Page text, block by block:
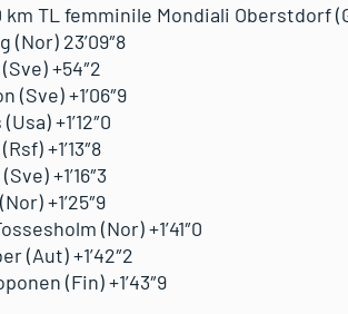
km TL femminile Mondiali Oberstdorf
(Nor) 23’09″8
+54″2
(Sve) +1’06″9
+1’12″0
+1’13″8
+1’16″3
+1’25″9
(Nor) +1’41″0
(Aut) +1’42″2
(Fin) +1’43″9